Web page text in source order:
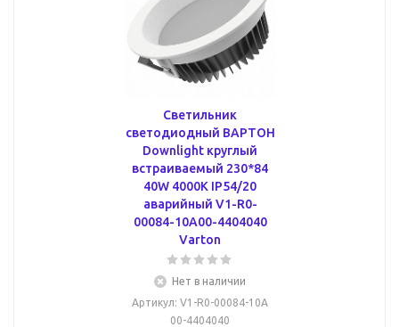
Светильник
светодиодный ВАРТОН
Downlight круглый
встраиваемый 230*84
40W 4000K IP54/20
аварийный V1-R0-
00084-10A00-4404040
Varton
Нет в наличии
Артикул: V1-R0-00084-10A
00-4404040